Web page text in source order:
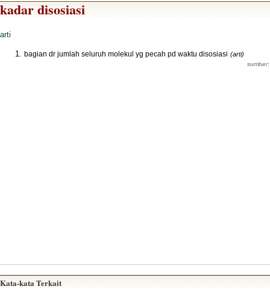
kadar disosiasi
arti
bagian dr jumlah seluruh molekul yg pecah pd waktu disosiasi (arti)
Kata-kata Terkait